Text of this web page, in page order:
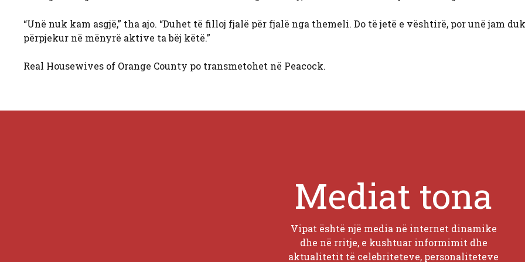
“Unë nuk kam asgjë,” tha ajo. “Duhet të filloj fjalë për fjalë nga themeli. Do të jetë e vështirë, por unë jam
përpjekur në mënyrë aktive ta bëj këtë.”
Real Housewives of Orange County po transmetohet në Peacock.
Mediat tona
Vipat është një media në internet dinamike
dhe në rritje, e kushtuar informimit dhe
aktualitetit të celebriteteve, personaliteteve